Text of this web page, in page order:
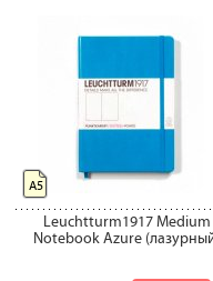
Leuchtturm1917 Medium
Notebook Azure
А5